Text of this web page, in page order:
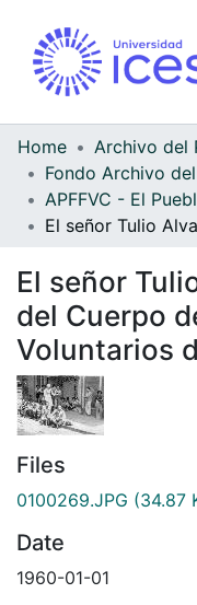
Home
El señor
del Cuerpo
Voluntarios
Files
0100269.JPG (34.87
Date
1960-01-01